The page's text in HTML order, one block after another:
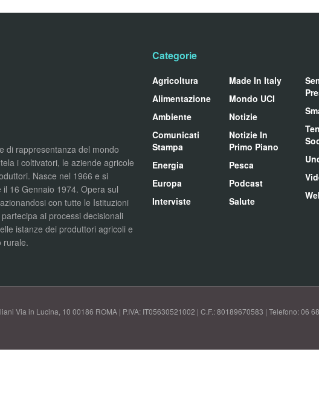
di rappresentanza del mondo
i coltivatori, le aziende agricole
Nasce nel 1966 e si
16 Gennaio 1974. Opera sul
con tutte le Istituzioni
ai processi decisionali
istanze dei produttori agricoli e
rurale.
Categorie
Agricoltura
Alimentazione
Ambiente
Comunicati
Stampa
Energia
Europa
Interviste
Made In Italy
Mondo UCI
Notizie
Notizie In
Primo Piano
Pesca
Podcast
Salute
Via in Lucina, 10 00186 ROMA | P.IVA: IT05630521002 | C.F.: 80189670583 | Telefono: 06